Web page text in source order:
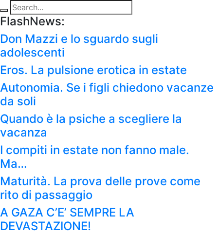
FlashNews:
Don Mazzi e lo sguardo sugli
adolescenti
Eros. La pulsione erotica in estate
Autonomia. Se i figli chiedono vacanze
da soli
Quando è la psiche a scegliere la
vacanza
I compiti in estate non fanno male.
Ma…
Maturità. La prova delle prove come
rito di passaggio
A GAZA C’E’ SEMPRE LA
DEVASTAZIONE!